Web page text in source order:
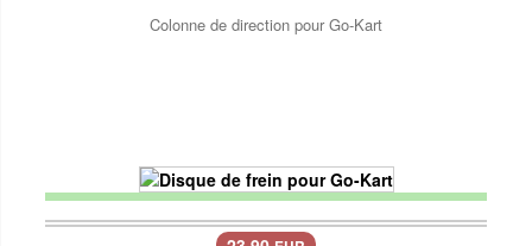
Colonne de direction pour Go-Kart